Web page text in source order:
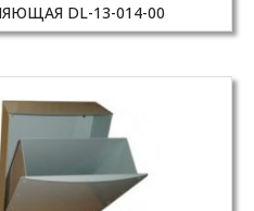
DL-13-014-00